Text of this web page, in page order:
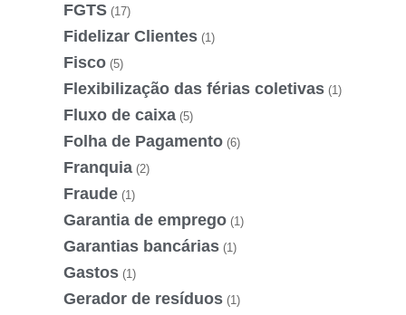
FGTS (17)
Fidelizar Clientes (1)
Fisco (5)
Flexibilização das férias coletivas (1)
Fluxo de caixa (5)
Folha de Pagamento (6)
Franquia (2)
Fraude (1)
Garantia de emprego (1)
Garantias bancárias (1)
Gastos (1)
Gerador de resíduos (1)